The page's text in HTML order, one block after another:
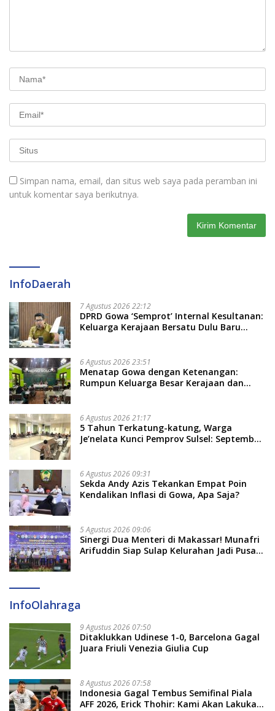
Simpan nama, email, dan situs web saya pada peramban ini
untuk komentar saya berikutnya.
InfoDaerah
7 Agustus 2026 22:12
DPRD Gowa ‘Semprot’ Internal Kesultanan:
Keluarga Kerajaan Bersatu Dulu Baru
6 Agustus 2026 23:51
Menatap Gowa dengan Ketenangan:
Rumpun Keluarga Besar Kerajaan dan
Soal Adat dan Adab
6 Agustus 2026 21:17
5 Tahun Terkatung-katung, Warga
Je’nelata Kunci Pemprov Sulsel: September
6 Agustus 2026 09:31
Sekda Andy Azis Tekankan Empat Poin
Kendalikan Inflasi di Gowa, Apa Saja?
5 Agustus 2026 09:06
Sinergi Dua Menteri di Makassar! Munafri
Arifuddin Siap Sulap Kelurahan Jadi Pusat
InfoOlahraga
9 Agustus 2026 07:50
Ditaklukkan Udinese 1-0, Barcelona Gagal
Juara Friuli Venezia Giulia Cup
8 Agustus 2026 07:58
Indonesia Gagal Tembus Semifinal Piala
AFF 2026, Erick Thohir: Kami Akan Lakukan